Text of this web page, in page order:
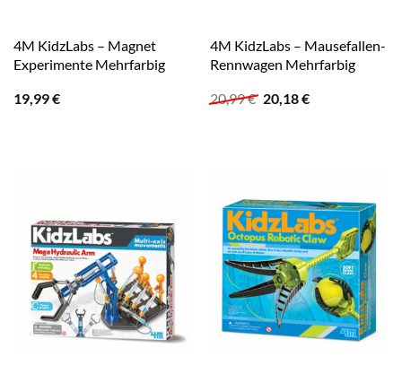
4M KidzLabs – Magnet
Experimente Mehrfarbig
19,99€
4M KidzLabs – Mausefallen-
Rennwagen Mehrfarbig
20,99€ Ursprünglicher
Preis
20,18€Aktueller